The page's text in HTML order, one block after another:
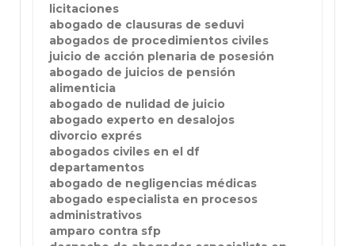
licitaciones
abogado de clausuras de seduvi
abogados de procedimientos civiles
juicio de acción plenaria de posesión
abogado de juicios de pensión
alimenticia
abogado de nulidad de juicio
abogado experto en desalojos
divorcio exprés
abogados civiles en el df
departamentos
abogado de negligencias médicas
abogado especialista en procesos
administrativos
amparo contra sfp